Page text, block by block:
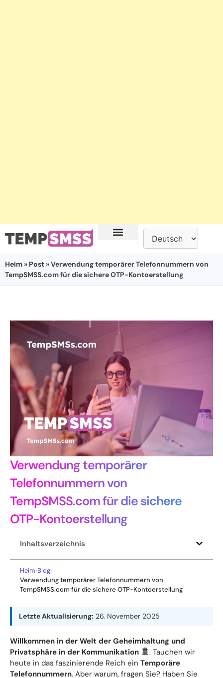
Heim » Post » Verwendung temporärer Telefonnummern von
TempSMSS.com für die sichere OTP-Kontoerstellung
Verwendung temporärer
Telefonnummern von
TempSMSS.com für die sichere
OTP-Kontoerstellung
Inhaltsverzeichnis
Heim›Blog›
Verwendung temporärer Telefonnummern von
TempSMSS.com für die sichere OTP-Kontoerstellung
Letzte Aktualisierung: 26. November 2025
Willkommen in der Welt der Geheimhaltung und
Privatsphäre in der Kommunikation
. Tauchen wir
heute in das faszinierende Reich ein Temporäre
Telefonnummern. Aber warum, fragen Sie? Haben Sie